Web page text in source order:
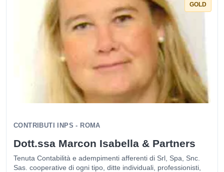
GOLD
CONTRIBUTI INPS - ROMA
Dott.ssa Marcon Isabella & Partners
Tenuta Contabilità e adempimenti afferenti di Srl, Spa, Snc.
Sas. cooperative di ogni tipo, ditte individuali, professionisti,